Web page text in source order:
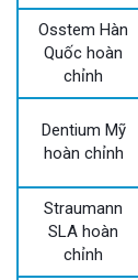
Osstem Hàn
Quốc hoàn
chỉnh
Dentium Mỹ
hoàn chỉnh
Straumann
SLA hoàn
chỉnh